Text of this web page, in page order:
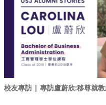
校友專訪 | 專訪盧蔚欣:移尊就